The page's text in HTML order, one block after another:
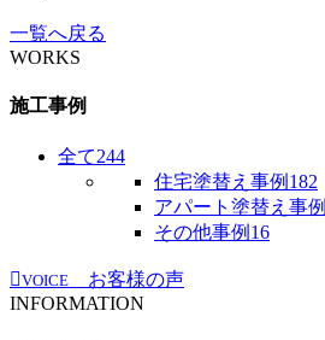
一覧へ戻る
WORKS
施工事例
全て244
住宅塗替え事例 182
アパート塗替え事例
その他事例 16
VOICE
お客様の声
INFORMATION